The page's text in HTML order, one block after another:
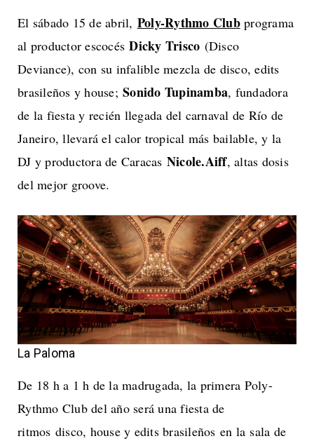
El sábado 15 de abril, Poly-Rythmo Clubprograma
al productor escocésDicky Trisco (Disco
Deviance), con su infalible mezcla de disco, edits
brasileños y house; Sonido Tupinamba, fundadora
de la fiesta y recién llegada del carnaval de Río de
Janeiro, llevará el calor tropical más bailable, y la
DJ y productora de Caracas Nicole.Aiff, altas dosis
del mejor groove.
La Paloma
De 18 h a 1 h de la madrugada, la primera Poly-
Rythmo Club del año será una fiesta de
ritmos disco, house y edits brasileños en la sala de